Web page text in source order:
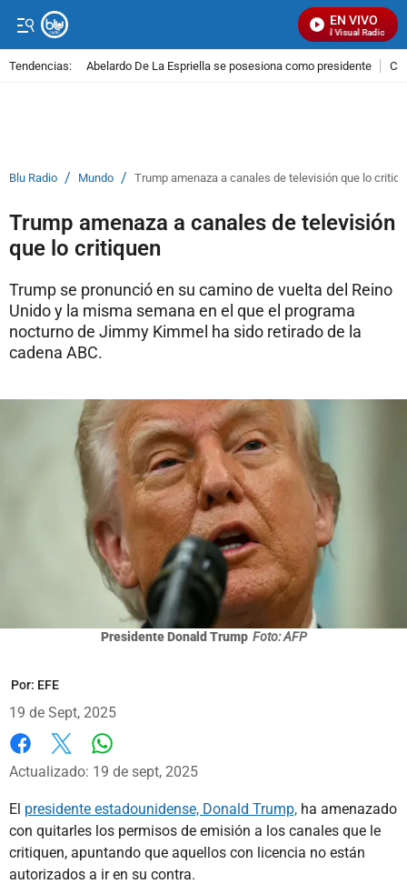
EN VIVO
Señal Visual Radio
Tendencias: Abelardo De La Espriella se posesiona como presidente
Blu Radio / Mundo / Trump amenaza a canales de televisión que lo
Trump amenaza a canales de televisión
que lo critiquen
Trump se pronunció en su camino de vuelta del Reino
Unido y la misma semana en el que el programa
nocturno de Jimmy Kimmel ha sido retirado de la
cadena ABC.
Presidente Donald Trump Foto: AFP
Por: EFE
19 de Sept, 2025
Facebook
X
Actualizado: 19 de sept, 2025
El presidente estadounidense, Donald Trump, ha amenazado
con quitarles los permisos de emisión a los canales que le
critiquen, apuntando que aquellos con licencia no están
autorizados a ir en su contra.